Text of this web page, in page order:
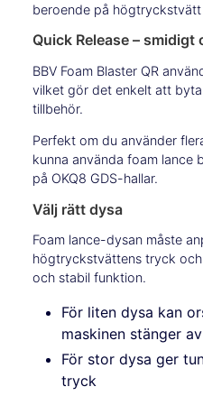
beroende på högtryckstvätt
Quick Release –
BBV Foam Blaster QR
vilket gör det enkelt att
tillbehör.
Perfekt om du använder
kunna använda foam lance
på OKQ8 GDS-hallar.
Välj rätt dysa
Foam lance-dysan måste
högtryckstvättens tryck
och stabil funktion.
För liten dysa kan
maskinen stänger
För stor dysa ger
tryck